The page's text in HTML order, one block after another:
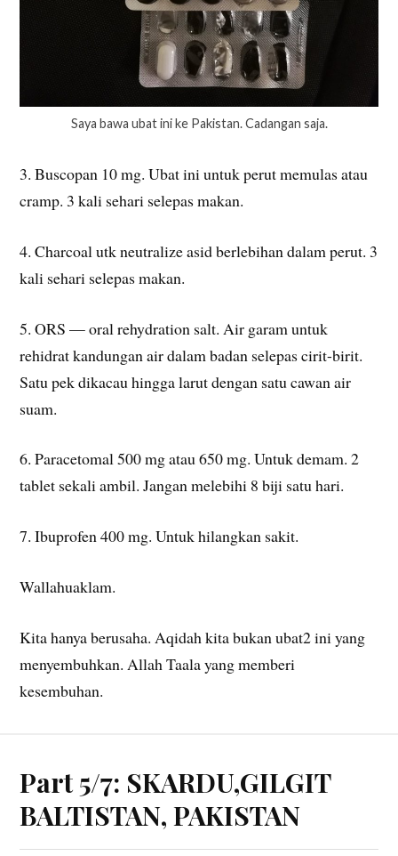
Saya bawa ubat ini ke Pakistan. Cadangan saja.
3. Buscopan 10 mg. Ubat ini untuk perut memulas atau
cramp. 3 kali sehari selepas makan.
4. Charcoal utk neutralize asid berlebihan dalam perut. 3
kali sehari selepas makan.
5. ORS — oral rehydration salt. Air garam untuk
rehidrat kandungan air dalam badan selepas cirit-birit.
Satu pek dikacau hingga larut dengan satu cawan air
suam.
6. Paracetomal 500 mg atau 650 mg. Untuk demam. 2
tablet sekali ambil. Jangan melebihi 8 biji satu hari.
7. Ibuprofen 400 mg. Untuk hilangkan sakit.
Wallahuaklam.
Kita hanya berusaha. Aqidah kita bukan ubat2 ini yang
menyembuhkan. Allah Taala yang memberi
kesembuhan.
Part 5/7: SKARDU,GILGIT
BALTISTAN, PAKISTAN